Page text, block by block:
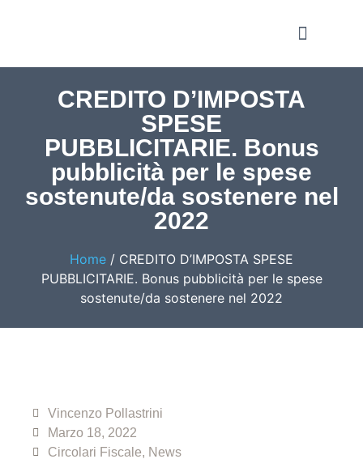
CREDITO D’IMPOSTA
SPESE
PUBBLICITARIE. Bonus
pubblicità per le spese
sostenute/da sostenere nel
2022
Home / CREDITO D’IMPOSTA SPESE
PUBBLICITARIE. Bonus pubblicità per le spese
sostenute/da sostenere nel 2022
Vincenzo Pollastrini
Marzo 18, 2022
Circolari Fiscale, News